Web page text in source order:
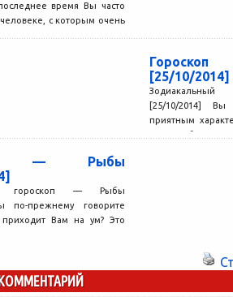
время Вы часто
с которым очень
А...
[25/10/2014]
[25/10/2014]
приятным
и способны
— Рыбы
гороскоп — Рыбы
по-прежнему говорите
приходит Вам на ум? Это